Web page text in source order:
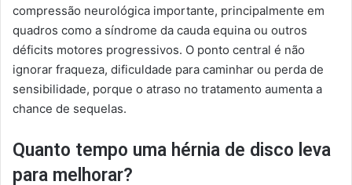
compressão neurológica importante, principalmente em
quadros como a síndrome da cauda equina ou outros
déficits motores progressivos. O ponto central é não
ignorar fraqueza, dificuldade para caminhar ou perda de
sensibilidade, porque o atraso no tratamento aumenta a
chance de sequelas.
Quanto tempo uma hérnia de disco leva
para melhorar?